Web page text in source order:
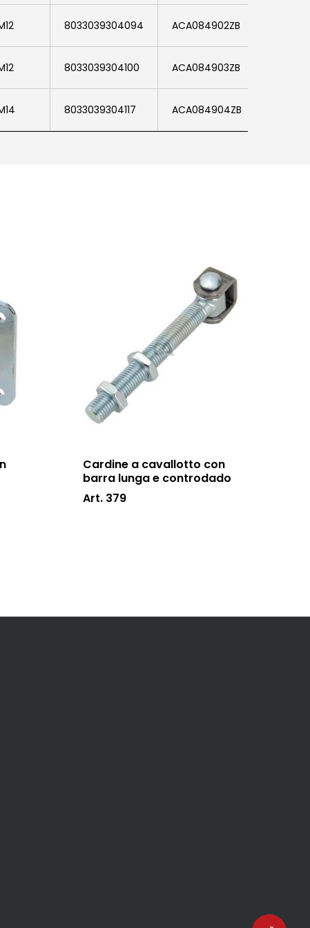
8033039304094 ACA084902ZB
8033039304100 ACA084903ZB
8033039304117 ACA084904ZB
Cardine a cavallotto con
barra lunga e controdado
Art. 379